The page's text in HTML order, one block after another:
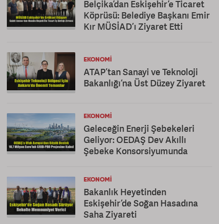
Belçika’dan Eskişehir’e Ticaret
Köprüsü: Belediye Başkanı Emir
Kır MÜSİAD’ı Ziyaret Etti
EKONOMI
ATAP’tan Sanayi ve Teknoloji
Bakanlığı’na Üst Düzey Ziyaret
EKONOMI
Geleceğin Enerji Şebekeleri
Geliyor: OEDAŞ Dev Akıllı
Şebeke Konsorsiyumunda
EKONOMI
Bakanlık Heyetinden
Eskişehir’de Soğan Hasadına
Saha Ziyareti